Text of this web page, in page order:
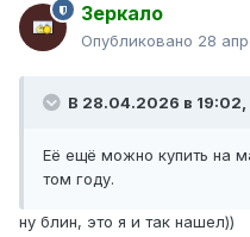
Зеркало
Опубликовано 28
В 28.04.2026 в 19:02,
Её ещё можно купить на
том году.
ну блин, это я и так нашел))